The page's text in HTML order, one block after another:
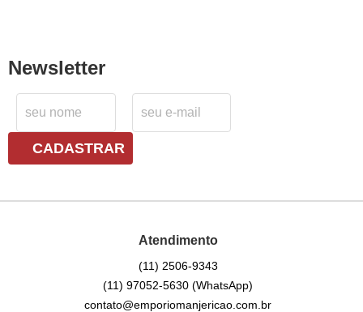
Newsletter
CADASTRAR
Atendimento
(11) 2506-9343
(11) 97052-5630(WhatsApp)
contato@emporiomanjericao.com.br